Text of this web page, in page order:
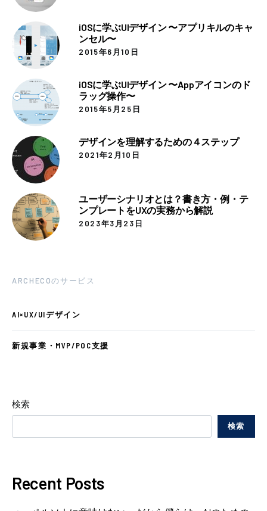
iOSに学ぶUIデザイン 〜アプリキルのキャ
ンセル〜
2015年6月10日
iOSに学ぶUIデザイン 〜Appアイコンのド
ラッグ操作〜
2015年5月25日
デザインを理解するための４ステップ
2021年2月10日
ユーザーシナリオとは？書き方・例・テ
ンプレートをUXの実務から解説
2023年3月23日
ARCHECOのサービス
AI×UX/UIデザイン
新規事業・MVP/POC支援
検索
検索
Recent Posts